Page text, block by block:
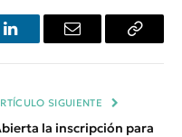
LinkedInEmail
Copiar
SIGUIENTE
la inscripción para